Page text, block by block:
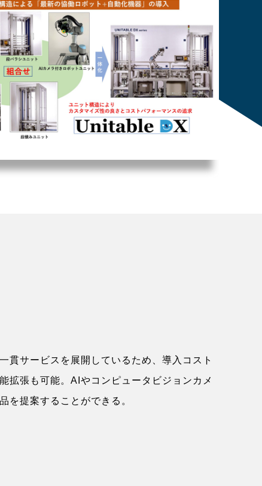
貫サービスを展開しているため、導入コスト
拡張も可能。AIやコンピュータビジョンカメ
を提案することができる。